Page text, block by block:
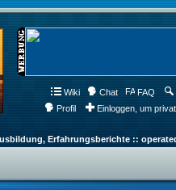
Wiki Chat FAQ
Profil
Einloggen, um
Erfahrungsberichte ::